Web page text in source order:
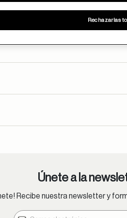
entregan en 24h.
Únete a la
Recibe nuestra newsletter y
Rechazarlas